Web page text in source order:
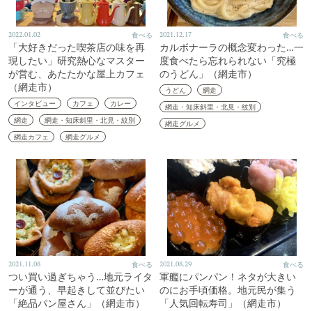
2022.01.02 食べる
「大好きだった喫茶店の味を再
現したい」研究熱心なマスター
が営む、あたたかな屋上カフェ
（網走市）
インタビュー カフェ
カレー
網走
網走・知床斜里・北見・紋別
網走カフェ
網走グルメ
2021.12.17 食べる
カルボナーラの概念変わった…一
度食べたら忘れられない「究極
のうどん」（網走市）
うどん
網走
網走・知床斜里・北見・紋別
網走グルメ
2021.11.08 食べる
つい買い過ぎちゃう…地元ライタ
ーが通う、早起きして並びたい
「絶品パン屋さん」（網走市）
2021.08.29 食べる
軍艦にパンパン！ネタが大きい
のにお手頃価格。地元民が集う
「人気回転寿司」（網走市）